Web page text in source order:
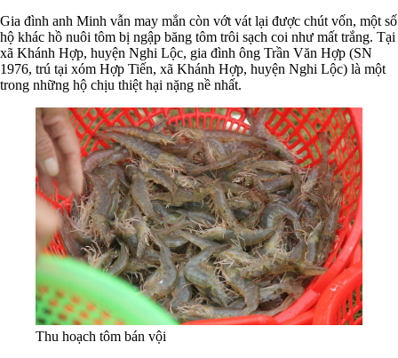
Gia đình anh Minh vẫn may mắn còn vớt vát lại được chút vốn, một số
hộ khác hồ nuôi tôm bị ngập băng tôm trôi sạch coi như mất trắng. Tại
xã Khánh Hợp, huyện Nghi Lộc, gia đình ông Trần Văn Hợp (SN
1976, trú tại xóm Hợp Tiến, xã Khánh Hợp, huyện Nghi Lộc) là một
trong những hộ chịu thiệt hại nặng nề nhất.
Thu hoạch tôm bán vội